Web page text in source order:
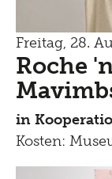
Freitag, 28.
Roche
in
Kosten: